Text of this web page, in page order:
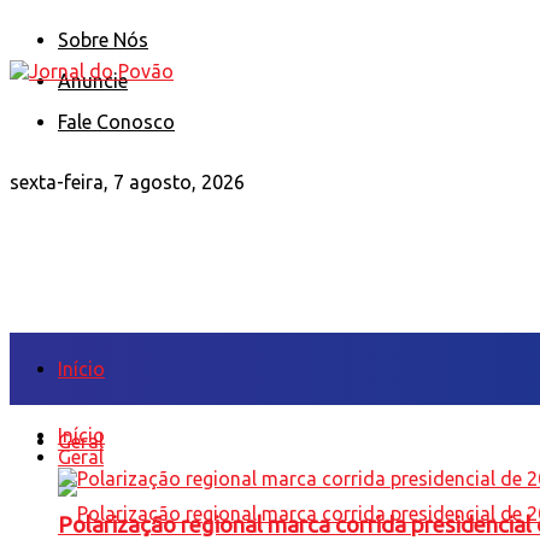
Sobre Nós
Anuncie
Fale Conosco
sexta-feira, 7 agosto, 2026
Início
Geral
Início
Geral
Polarização regional marca corrida